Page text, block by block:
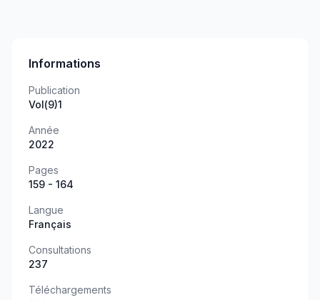
Informations
Publication
Vol(9)1
Année
2022
Pages
159 - 164
Langue
Français
Consultations
237
Téléchargements